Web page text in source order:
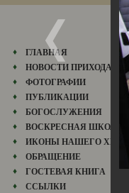
ГЛАВНАЯ
НОВОСТИ ПРИХОДА
ФОТОГРАФИИ
ПУБЛИКАЦИИ
БОГОСЛУЖЕНИЯ
ВОСКРЕСНАЯ ШКОЛА
ИКОНЫ НАШЕГО ХРАМА
ОБРАЩЕНИЕ
ГОСТЕВАЯ КНИГА
ССЫЛКИ